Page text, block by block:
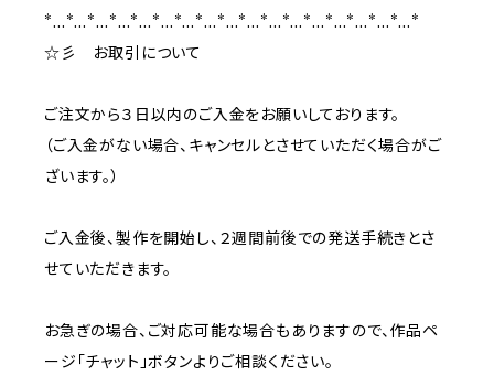
*…*…*…*…*…*…*…*…*…*…*…*…*…*…*…*…*…*
☆彡 お取引について
ご注文から３日以内のご入金をお願いしております。
（ご入金がない場合、キャンセルとさせていただく場合がご
ざいます。）
ご入金後、製作を開始し、２週間前後での発送手続きとさ
せていただきます。
お急ぎの場合、ご対応可能な場合もありますので、作品ペ
ージ「チャット」ボタンよりご相談ください。